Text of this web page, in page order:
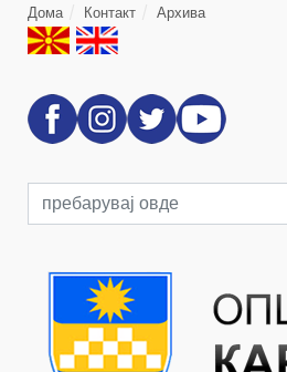
Дома Контакт Архива